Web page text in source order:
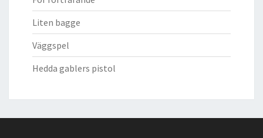
Liten bagge
Väggspel
Hedda gablers pistol